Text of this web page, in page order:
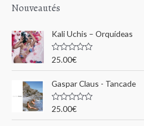
h
r
c
h
Nouveautés
Kali Uchis – Orquídeas
N
t
e
0
s
r
5
25.00€
Gaspar Claus - Tancade
N
25.00€